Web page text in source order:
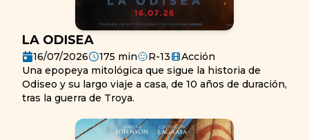
LA ODISEA
16/07/2026 175 min R-13
Acción
Una epopeya mitológica que sigue la historia de
Odiseo y su largo viaje a casa, de 10 años de duración,
tras la guerra de Troya.